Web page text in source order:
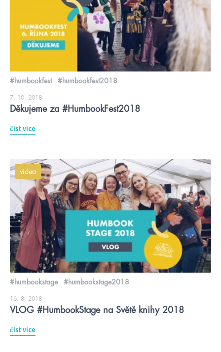
#humbookfest #humbookfest2018
7. 10. 2018
Děkujeme za #HumbookFest2018
číst více
videa
#humbookstage #humbookstage2018
16. 8. 2018
VLOG #HumbookStage na Světě knihy 2018
číst více